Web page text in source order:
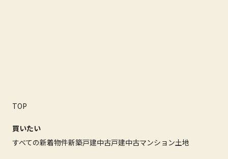
TOP
買いたい
すべての新着物件新築戸建中古戸建中古マンション土地